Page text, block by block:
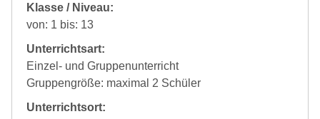
Klasse / Niveau:
von: 1 bis: 13
Unterrichtsart:
Einzel- und Gruppenunterricht
Gruppengröße: maximal 2 Schüler
Unterrichtsort: